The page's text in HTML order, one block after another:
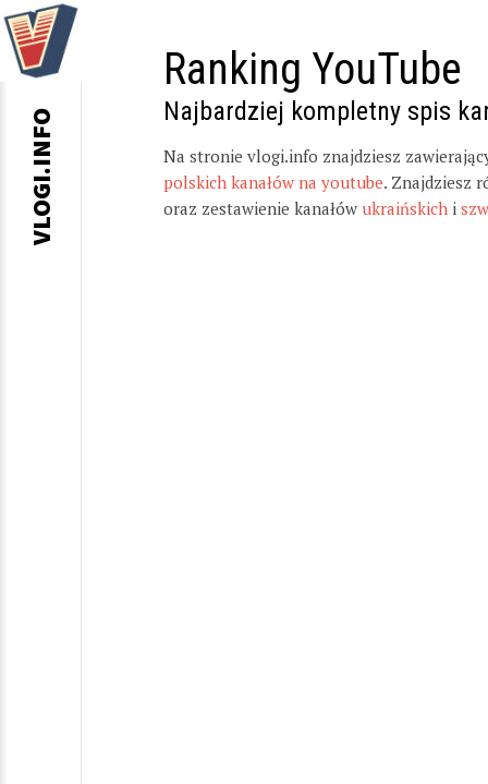
Ranking YouTube
Najbardziej kompletny spis
Na stronie vlogi.info znajdziesz
polskich kanałów na youtube. Znajdziesz
oraz zestawienie kanałów ukraińskich i
VLOGI.INFO